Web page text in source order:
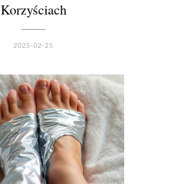
Korzyściach
2025-02-25